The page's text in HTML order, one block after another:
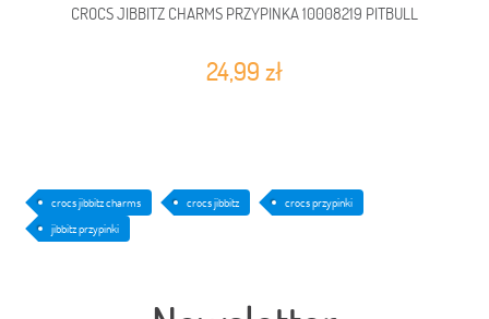
CROCS JIBBITZ CHARMS PRZYPINKA 10008219 PITBULL
24,99 zł
crocs jibbitz charms crocs jibbitz
crocs przypinki
jibbitz przypinki